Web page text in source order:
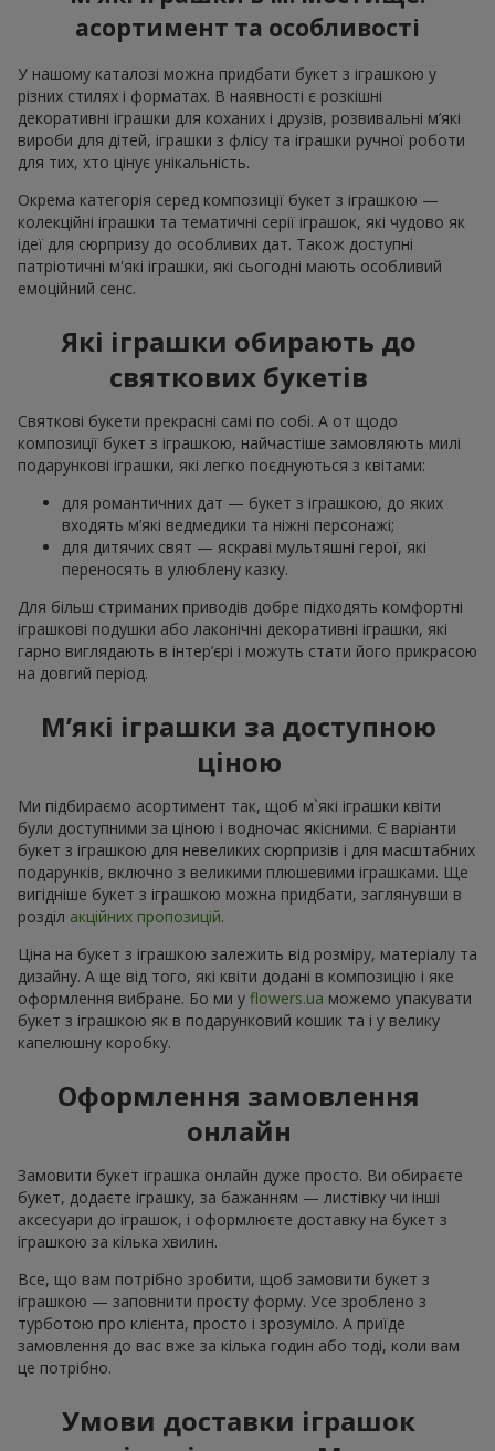
асортимент та особливості
У нашому каталозі можна придбати букет з іграшкою у
різних стилях і форматах. В наявності є розкішні
декоративні іграшки для коханих і друзів, розвивальні м’які
вироби для дітей, іграшки з флісу та іграшки ручної роботи
для тих, хто цінує унікальність.
Окрема категорія серед композиції букет з іграшкою —
колекційні іграшки та тематичні серії іграшок, які чудово як
ідеї для сюрпризу до особливих дат. Також доступні
патріотичні м'які іграшки, які сьогодні мають особливий
емоційний сенс.
Які іграшки обирають до
святкових букетів
Святкові букети прекрасні самі по собі. А от щодо
композиції букет з іграшкою, найчастіше замовляють милі
подарункові іграшки, які легко поєднуються з квітами:
для романтичних дат — букет з іграшкою, до яких
входять м’які ведмедики та ніжні персонажі;
для дитячих свят — яскраві мультяшні герої, які
переносять в улюблену казку.
Для більш стриманих приводів добре підходять комфортні
іграшкові подушки або лаконічні декоративні іграшки, які
гарно виглядають в інтер’єрі і можуть стати його прикрасою
на довгий період.
М’які іграшки за доступною
ціною
Ми підбираємо асортимент так, щоб м`які іграшки квіти
були доступними за ціною і водночас якісними. Є варіанти
букет з іграшкою для невеликих сюрпризів і для масштабних
подарунків, включно з великими плюшевими іграшками. Ще
вигідніше букет з іграшкою можна придбати, заглянувши в
розділ акційних пропозицій.
Ціна на букет з іграшкою залежить від розміру, матеріалу та
дизайну. А ще від того, які квіти додані в композицію і яке
оформлення вибране. Бо ми у flowers.ua можемо упакувати
букет з іграшкою як в подарунковий кошик та і у велику
капелюшну коробку.
Оформлення замовлення
онлайн
Замовити букет іграшка онлайн дуже просто. Ви обираєте
букет, додаєте іграшку, за бажанням — листівку чи інші
аксесуари до іграшок, і оформлюєте доставку на букет з
іграшкою за кілька хвилин.
Все, що вам потрібно зробити, щоб замовити букет з
іграшкою — заповнити просту форму. Усе зроблено з
турботою про клієнта, просто і зрозуміло. А приїде
замовлення до вас вже за кілька годин або тоді, коли вам
це потрібно.
Умови доставки іграшок